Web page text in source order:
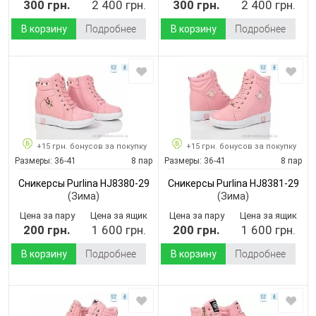
300 грн. 2 400 грн.
В корзину Подробнее
300 грн. 2 400 грн.
В корзину Подробнее
+15 грн. бонусов за покупку
Размеры: 36-41 8 пар
Сникерсы Purlina HJ8380-29
(Зима)
Цена за пару
200 грн.
Цена за ящик
1 600 грн.
В корзину Подробнее
+15 грн. бонусов за покупку
Размеры: 36-41 8 пар
Сникерсы Purlina HJ8381-29
(Зима)
Цена за пару
200 грн.
Цена за ящик
1 600 грн.
В корзину Подробнее